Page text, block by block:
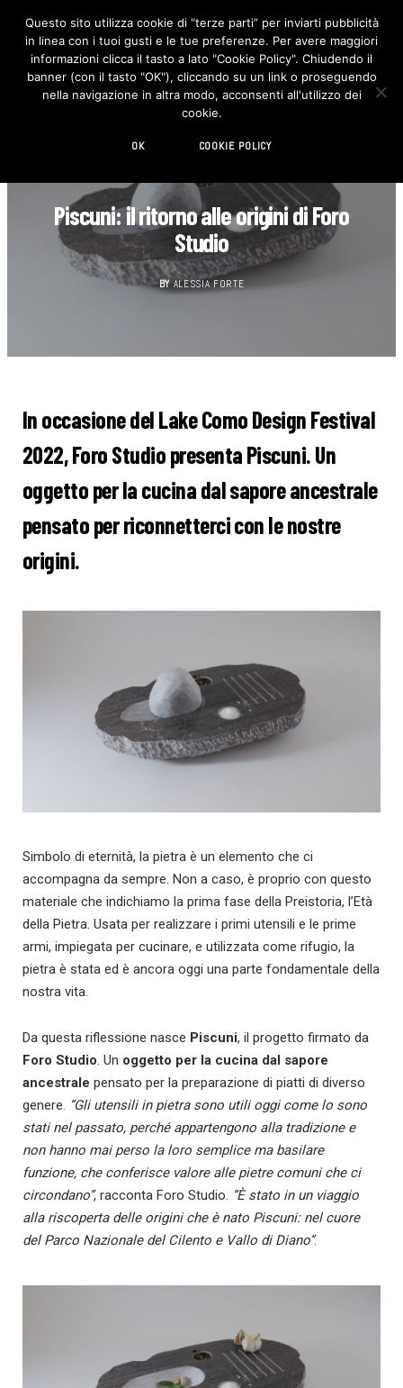
F
c
e
b
o
I
n
s
t
Piscuni: il ritorno alle origini di Foro
Studio
BY ALESSIA FORTE
In occasione del Lake Como Design Festival
2022, Foro Studio presenta Piscuni. Un
oggetto per la cucina dal sapore ancestrale
pensato per riconnetterci con le nostre
origini.
Simbolo di eternità, la pietra è un elemento che ci
accompagna da sempre. Non a caso, è proprio con questo
materiale che indichiamo la prima fase della Preistoria, l’Età
della Pietra. Usata per realizzare i primi utensili e le prime
armi, impiegata per cucinare, e utilizzata come rifugio, la
pietra è stata ed è ancora oggi una parte fondamentale della
nostra vita.
Da questa riflessione nasce Piscuni, il progetto firmato da
Foro Studio. Un oggetto per la cucina dal sapore
ancestrale pensato per la preparazione di piatti di diverso
genere. “Gli utensili in pietra sono utili oggi come lo sono
stati nel passato, perché appartengono alla tradizione e
non hanno mai perso la loro semplice ma basilare
funzione, che conferisce valore alle pietre comuni che ci
circondano”, racconta Foro Studio. “È stato in un viaggio
alla riscoperta delle origini che è nato Piscuni: nel cuore
del Parco Nazionale del Cilento e Vallo di Diano”.
Questo sito utilizza cookie di “terze parti” per inviarti pubblicità
in linea con i tuoi gusti e le tue preferenze. Per avere maggiori
informazioni clicca il tasto a lato "Cookie Policy". Chiudendo il
banner (con il tasto "OK"), cliccando su un link o proseguendo
nella navigazione in altra modo, acconsenti all'utilizzo dei
cookie.
OK COOKIE POLICY